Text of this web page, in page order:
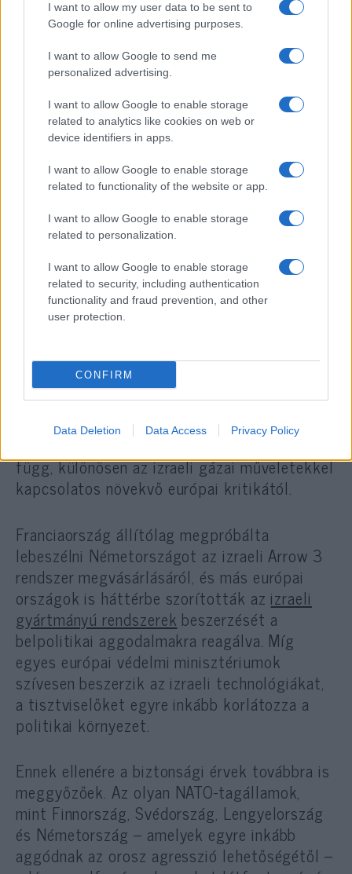
I want to allow my user data to be sent to
Google for online advertising purposes.
I want to allow Google to send me
personalized advertising.
I want to allow Google to enable storage
related to analytics like cookies on web or
device identifiers in apps.
I want to allow Google to enable storage
related to functionality of the website or app.
I want to allow Google to enable storage
related to personalization.
I want to allow Google to enable storage
related to security, including authentication
functionality and fraud prevention, and other
user protection.
CONFIRM
Data Deletion Data Access Privacy Policy
Mivel a hadviselés egyre inkább a
dróntechnológiára támaszkodik – ami
leginkább Ukrajnában és Oroszországban
látható, ahol hetente több száz drónnal
végrehajtott csapás történik –, Izrael lézeres
védelmi rendszerei ritka lehetőséget kínálnak:
bizonyított harctéri eredményeket a jelenlegi
költségek töredékéért.
Megérkezett a jövő: Lézervédelmet
helikopterei
Nyitott kérdések
Izrael lézertechnológiájának előnyei nemcsak
taktikai, hanem pénzügyi szempontból is
jelentősek. Joav Turgeman, a Rafael
vezérigazgatója azonban elismerte, hogy az
export sikere geopolitikai szempontoktól is
függ, különösen az izraeli gázai műveletekkel
kapcsolatos növekvő európai kritikától.
Franciaország állítólag megpróbálta
lebeszélni Németországot az izraeli Arrow 3
rendszer megvásárlásáról, és más európai
országok is háttérbe szorították az izraeli
gyártmányú rendszerek beszerzését a
belpolitikai aggodalmakra reagálva. Míg
egyes európai védelmi minisztériumok
szívesen beszerzik az izraeli technológiákat,
a tisztviselőket egyre inkább korlátozza a
politikai környezet.
Ennek ellenére a biztonsági érvek továbbra is
meggyőzőek. Az olyan NATO-tagállamok,
mint Finnország, Svédország, Lengyelország
és Németország – amelyek egyre inkább
aggódnak az orosz agresszió lehetőségétől –